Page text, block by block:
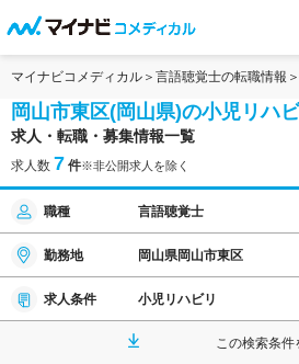
マイナビコメディカル 言語聴覚士の転職情報
岡山市東区(岡山県)の小児リハ
求人・転職・募集情報一覧
求人数 7 件※非公開求人を除く
職種 言語聴覚士
勤務地 岡山県岡山市東区
求人条件 小児リハビリ
この検索条件